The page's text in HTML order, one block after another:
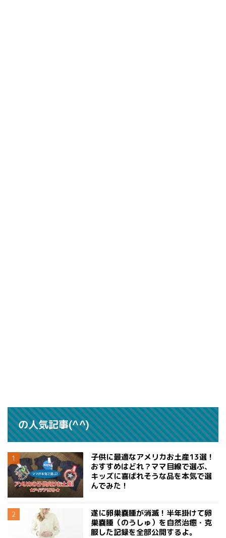
の人気記事(^^)
子供に最適なアメリカお土産13選！
おすすめはどれ？ママ目線で選ぶ、
キッズに喜ばれそうな品を本気で選
んでみた！
遂に卵巣嚢腫が消滅！半年掛けて卵
巣嚢腫（のうしゅ）を自然治癒・克
服した記録を全部公開するよ。